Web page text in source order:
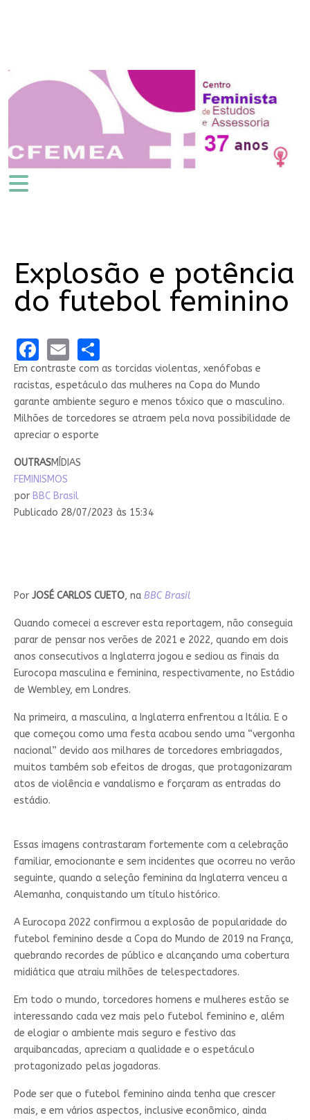
Explosão e potência
do futebol feminino
Facebook
EmailShare
Em contraste com as torcidas violentas, xenófobas e
racistas, espetáculo das mulheres na Copa do Mundo
garante ambiente seguro e menos tóxico que o masculino.
Milhões de torcedores se atraem pela nova possibilidade de
apreciar o esporte
OUTRASMÍDIAS
FEMINISMOS
por BBC Brasil
Publicado 28/07/2023 às 15:34
Por JOSÉ CARLOS CUETO, na BBC Brasil
Quando comecei a escrever esta reportagem, não conseguia
parar de pensar nos verões de 2021 e 2022, quando em dois
anos consecutivos a Inglaterra jogou e sediou as finais da
Eurocopa masculina e feminina, respectivamente, no Estádio
de Wembley, em Londres.
Na primeira, a masculina, a Inglaterra enfrentou a Itália. E o
que começou como uma festa acabou sendo uma “vergonha
nacional” devido aos milhares de torcedores embriagados,
muitos também sob efeitos de drogas, que protagonizaram
atos de violência e vandalismo e forçaram as entradas do
estádio.
Essas imagens contrastaram fortemente com a celebração
familiar, emocionante e sem incidentes que ocorreu no verão
seguinte, quando a seleção feminina da Inglaterra venceu a
Alemanha, conquistando um título histórico.
A Eurocopa 2022 confirmou a explosão de popularidade do
futebol feminino desde a Copa do Mundo de 2019 na França,
quebrando recordes de público e alcançando uma cobertura
midiática que atraiu milhões de telespectadores.
Em todo o mundo, torcedores homens e mulheres estão se
interessando cada vez mais pelo futebol feminino e, além
de elogiar o ambiente mais seguro e festivo das
arquibancadas, apreciam a qualidade e o espetáculo
protagonizado pelas jogadoras.
Pode ser que o futebol feminino ainda tenha que crescer
mais, e em vários aspectos, inclusive econômico, ainda